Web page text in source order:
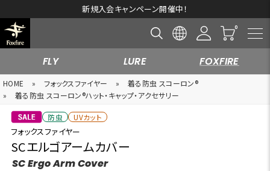
新規入会キャンペーン開催中！
FLY LURE FOXFIRE
HOME » フォックスファイヤー »
着る防虫 スコーロン®
»
着る防虫 スコーロン®ハット・キャップ・アクセサリー
防虫 UVカット
フォックスファイヤー
SCエルゴアームカバー
SC Ergo Arm Cover